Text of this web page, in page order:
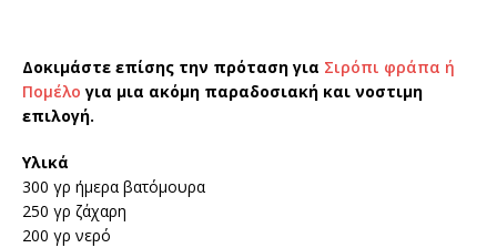
Δοκιμάστε επίσης την πρόταση για Σιρόπι φράπα ή
Πομέλο για μια ακόμη παραδοσιακή και νοστιμη
επιλογή.
Υλικά
300 γρ ήμερα βατόμουρα
250 γρ ζάχαρη
200 γρ νερό